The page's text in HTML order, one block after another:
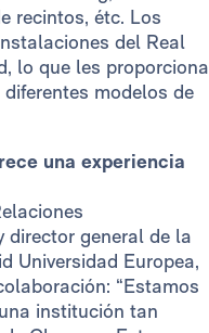
recintos, étc. Los
del Real
lo que les proporciona
modelos de
una experiencia
director general de la
Universidad Europea,
“Estamos
institución tan